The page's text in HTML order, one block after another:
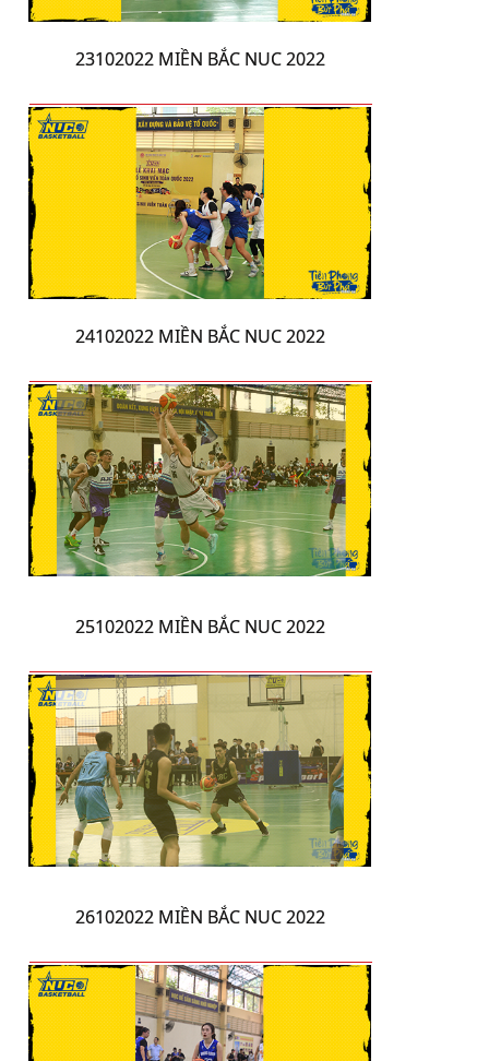
23102022 MIỀN BẮC NUC 2022
24102022 MIỀN BẮC NUC 2022
25102022 MIỀN BẮC NUC 2022
26102022 MIỀN BẮC NUC 2022